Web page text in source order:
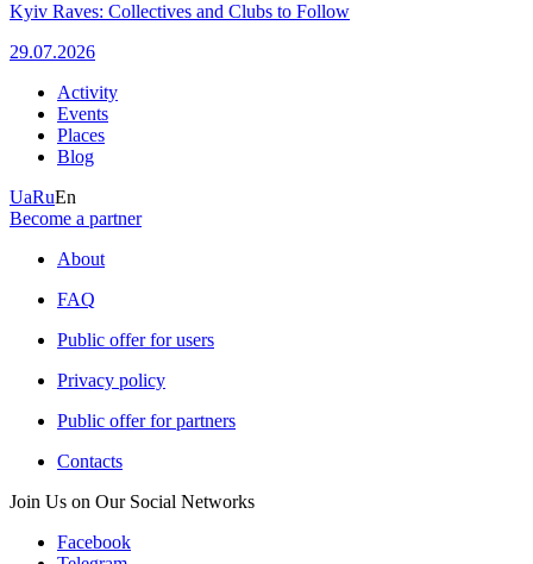
Kyiv Raves: Collectives and Clubs to Follow
29.07.2026
Activity
Events
Places
Blog
UaRuEn
Become a partner
About
FAQ
Public offer for users
Privacy policy
Public offer for partners
Contacts
Join Us on Our Social Networks
Facebook